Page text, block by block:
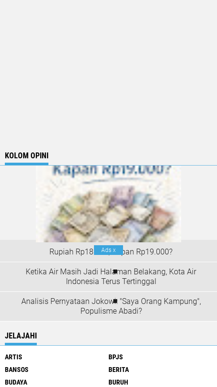
KOLOM OPINI
Rupiah Rp18.000; Kapan Rp19.000?
Ketika Air Masih Jadi Halaman Belakang, Kota Air
Indonesia Terus Tertinggal
Analisis Pernyataan Jokowi: "Saya Orang Kampung",
Populisme Abadi?
JELAJAHI
ARTIS
BPJS
BANSOS
BERITA
BUDAYA
BURUH
Ads x